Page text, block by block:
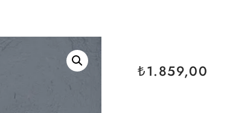
₺1.859,00